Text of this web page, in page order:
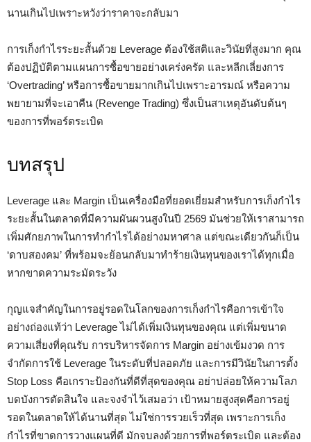
นานเกินไปเพราะหวังว่าราคาจะกลับมา
การเก็งกำไรระยะสั้นด้วย Leverage ต้องใช้สติและวินัยที่สูงมาก คุณ
ต้องปฏิบัติตามแผนการซื้อขายอย่างเคร่งครัด และหลีกเลี่ยงการ
‘Overtrading’ หรือการซื้อขายมากเกินไปเพราะอารมณ์ หรือความ
พยายามที่จะเอาคืน (Revenge Trading) ซึ่งเป็นสาเหตุอันดับต้นๆ
ของการที่พอร์ตระเบิด
บทสรุป
Leverage และ Margin เป็นเครื่องมือที่ยอดเยี่ยมสำหรับการเก็งกำไร
ระยะสั้นในตลาดที่มีความผันผวนสูงในปี 2569 มันช่วยให้เราสามารถ
เพิ่มศักยภาพในการทำกำไรได้อย่างมหาศาล แต่ขณะเดียวกันก็เป็น
‘ดาบสองคม’ ที่พร้อมจะย้อนกลับมาทำร้ายเงินทุนของเราได้ทุกเมื่อ
หากขาดความระมัดระวัง
กุญแจสำคัญในการอยู่รอดในโลกของการเก็งกำไรคือการเข้าใจ
อย่างถ่องแท้ว่า Leverage ไม่ได้เพิ่มเงินทุนของคุณ แต่เพิ่มขนาด
ความเสี่ยงที่คุณรับ การบริหารจัดการ Margin อย่างเข้มงวด การ
จำกัดการใช้ Leverage ในระดับที่ปลอดภัย และการมีวินัยในการตั้ง
Stop Loss คือเกราะป้องกันที่ดีที่สุดของคุณ อย่าปล่อยให้ความโลภ
บดบังการตัดสินใจ และจงจำไว้เสมอว่า เป้าหมายสูงสุดคือการอยู่
รอดในตลาดให้ได้นานที่สุด ไม่ใช่การรวยเร็วที่สุด เพราะการเก็ง
กำไรที่ขาดการวางแผนที่ดี มักจบลงด้วยการที่พอร์ตระเบิด และต้อง